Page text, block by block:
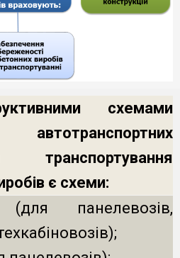
схемами
автотранспортних
є схеми:
панелевозів,